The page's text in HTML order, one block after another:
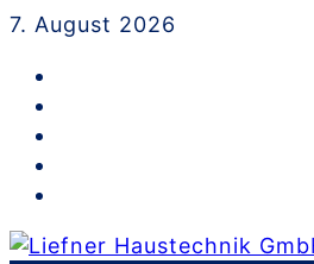
Skip
content
7. August 2026